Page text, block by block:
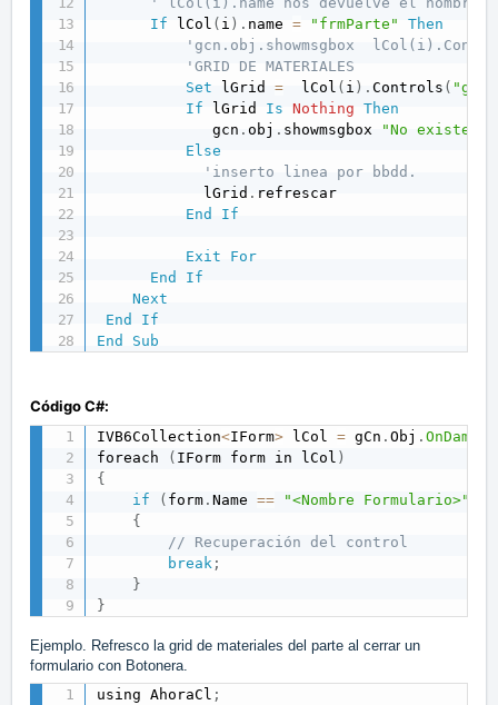
If lCol ( i ) . name = "frmParte"
Then
'gcn.obj.showmsgbox
'GRID DE MATERIALES
Set lGrid =
  lCol
( i ) .Controls (
If lGrid Is Nothing
Then
             gcn
.obj . showmsgbox
"No existe"
Else
'inserto linea por bbdd.
            lGrid
. refrescar
End
If
Exit
For
End
If
Next
End
If
End
Sub
Código C#:
IVB6Collection<IForm> lCol = gCn .Obj .
foreach
( IForm form in lCol )
{
if
( form .Name == "<Nombre Formulario>"
{
// Recuperación del control
break ;
}
}
Ejemplo. Refresco la grid de materiales del parte al cerrar un
formulario con Botonera.
using AhoraCl ;